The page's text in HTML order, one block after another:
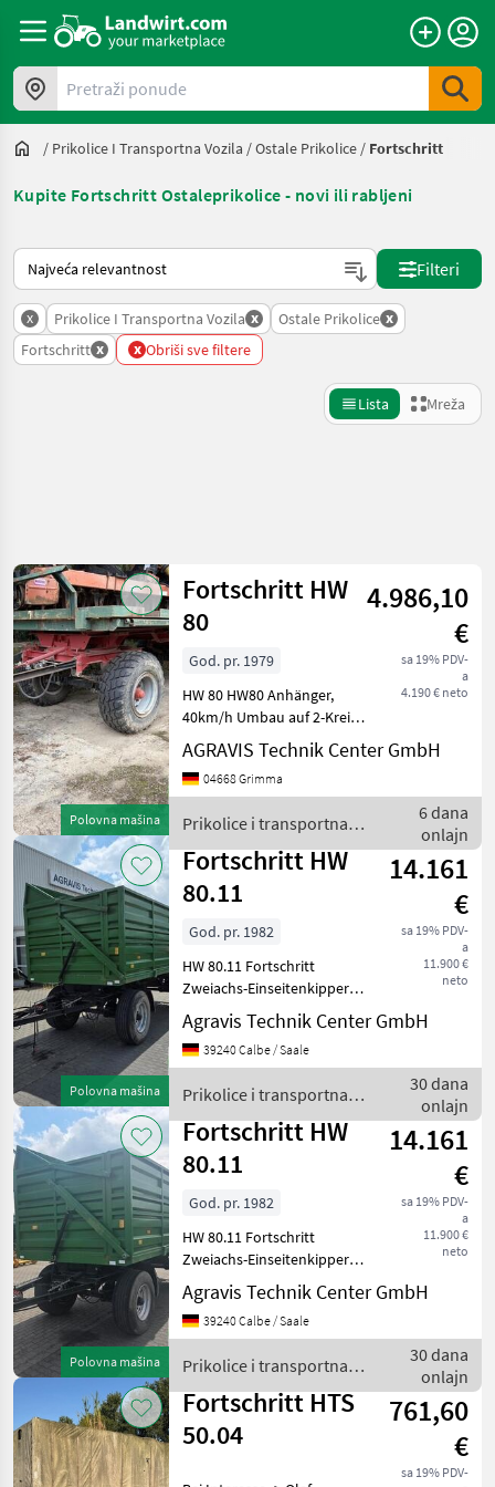
Pretraži ponude
/ Prikolice I Transportna Vozila /Ostale Prikolice / Fortschritt
Kupite Fortschritt Ostaleprikolice - novi ili rabljeni
Način na koji sortira Landwirt.com
Filteri
x Prikolice I Transportna Vozila x Ostale Prikolice x
Fortschritt x x Obriši sve filtere
Lista Mreža
Kategorija 4 Država Filteri
TRENUTNA
PUTANJA
Poljoprivredna
tehnika
Prikolice I
Transportna
Vozila
Ostale
Prikolice
Fortschritt
IZABERITE
KATEGORIJU
Fortschritt
Fliegl
Möslein
Ifor Williams
Krone
Tebbe
Prikaži
sve
(38)
MODEL
HW
80.11
Resetuj
Prikaži 5
rezultata
Polovna mašina
Fortschritt HW
80
4.986,10
€
sa 19% PDV-
a
4.190 € neto
God. pr. 1979
HW 80 HW80 Anhänger,
40km/h Umbau auf 2-Kreis
DL-Bremse mit ALB
Vorbereitung auf Kippen
mit hydr. Seitenwand
abgebildete Kreiselegge **
*S
AGRAVIS Technik Center GmbH
04668 Grimma
Prikolice i transportna
vozila / Fortschritt
6 dana
onlajn
Polovna mašina
Fortschritt HW
80.11
14.161
€
sa 19% PDV-
a
11.900 €
neto
God. pr. 1982
HW 80.11 Fortschritt
Zweiachs-Einseitenkipper
HW 80.11 in
Grundausrüstung,
Drehschemellenkung
Ausführung
Stahlbordwände,
Häckselaufbau, hy
Agravis Technik Center GmbH
39240 Calbe / Saale
Prikolice i transportna
vozila / Fortschritt
30 dana
onlajn
Polovna mašina
Fortschritt HW
80.11
14.161
€
sa 19% PDV-
a
11.900 €
neto
God. pr. 1982
HW 80.11 Fortschritt
Zweiachs-Einseitenkipper
HW 80.11 in
Grundausrüstung,
Drehschemellenkung
Ausführung
Stahlbordwände,
Häckselaufbau, hy
Agravis Technik Center GmbH
39240 Calbe / Saale
Prikolice i transportna
vozila / Fortschritt
30 dana
onlajn
Fortschritt HTS
50.04
761,60
€
sa 19% PDV-